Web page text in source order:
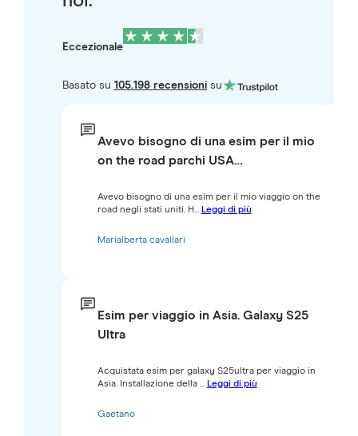
Eccezionale
Basato su 105.198 recensionisu
Avevo bisogno di una esim per il mio
on the road parchi USA…
Avevo bisogno di una esim per il mio viaggio on the
road negli stati uniti. H... Leggi di più
Marialberta cavallari
Esim per viaggio in Asia. Galaxy S25
Ultra
Acquistata esim per galaxy S25ultra per viaggio in
Asia. Installazione della ... Leggi di più
Gaetano